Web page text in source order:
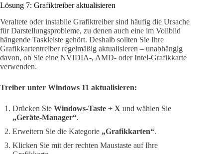
Lösung 7: Grafiktreiber aktualisieren
Veraltete oder instabile Grafiktreiber sind häufig die Ursache
für Darstellungsprobleme, zu denen auch eine im Vollbild
hängende Taskleiste gehört. Deshalb sollten Sie Ihre
Grafikkartentreiber regelmäßig aktualisieren – unabhängig
davon, ob Sie eine NVIDIA-, AMD- oder Intel-Grafikkarte
verwenden.
Treiber unter Windows 11 aktualisieren:
Drücken Sie Windows-Taste + X und wählen Sie
„Geräte-Manager“.
Erweitern Sie die Kategorie „Grafikkarten“.
Klicken Sie mit der rechten Maustaste auf Ihre